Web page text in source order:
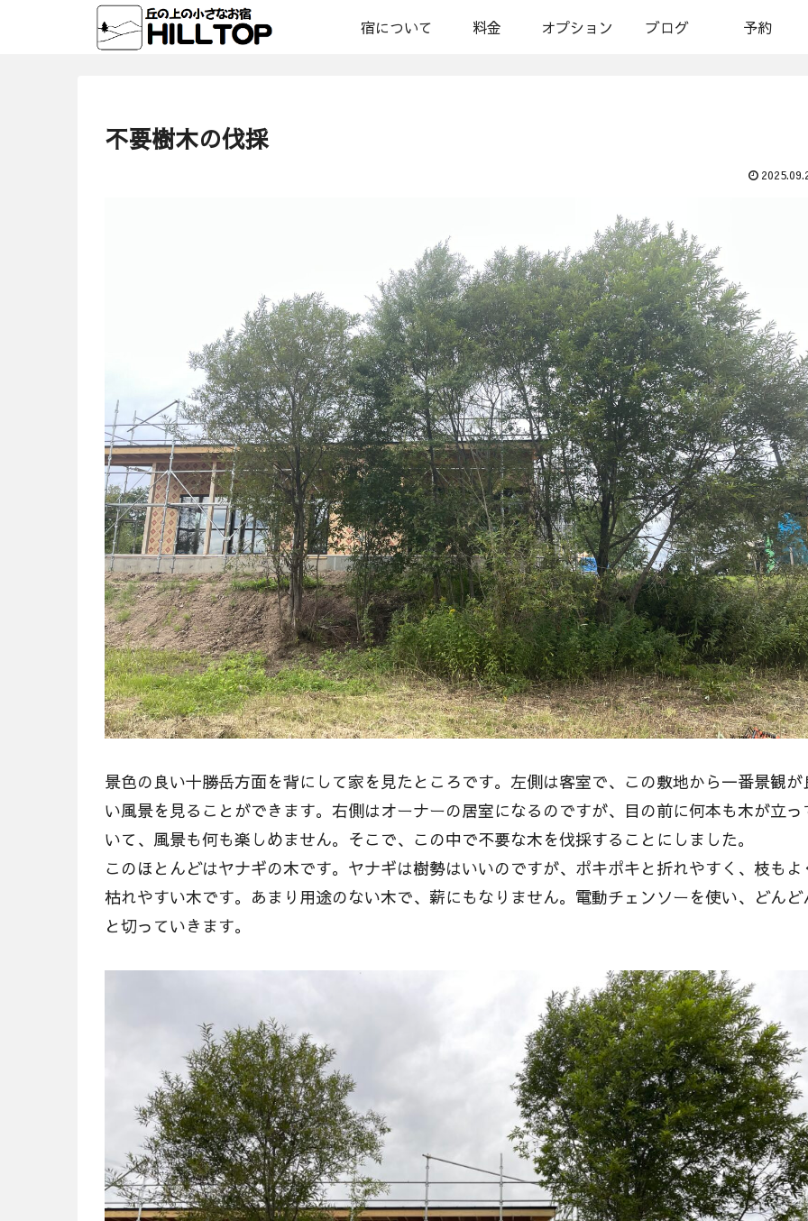
宿について 料金 オプション ブログ 予約
不要樹木の伐採
景色の良い十勝岳方面を背にして家を見たところです。左側は客室で、この敷地から一番景観が
い風景を見ることができます。右側はオーナーの居室になるのですが、目の前に何本も木が立っ
いて、風景も何も楽しめません。そこで、この中で不要な木を伐採することにしました。
このほとんどはヤナギの木です。ヤナギは樹勢はいいのですが、ポキポキと折れやすく、枝もよ
枯れやすい木です。あまり用途のない木で、薪にもなりません。電動チェンソーを使い、どんど
と切っていきます。